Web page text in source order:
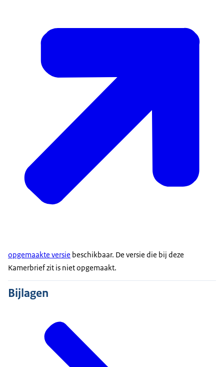
opgemaakte versie beschikbaar. De versie die bij deze
Kamerbrief zit is niet opgemaakt.
Bijlagen